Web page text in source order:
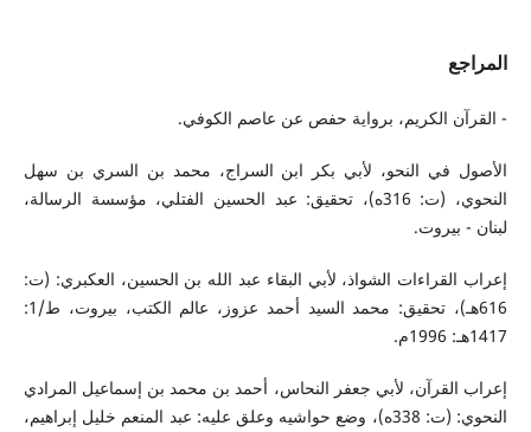
المراجع
- القرآن الكريم، برواية حفص عن عاصم الكوفي.
الأصول في النحو، لأبي بكر ابن السراج، محمد بن السري بن سهل
النحوي، (ت: 316ه)، تحقيق: عبد الحسين الفتلي، مؤسسة الرسالة،
لبنان - بيروت.
إعراب القراءات الشواذ، لأبي البقاء عبد الله بن الحسين، العكبري: (ت:
616هـ)، تحقيق: محمد السيد أحمد عزوز، عالم الكتب، بيروت، ط/1:
1417هـ: 1996م.
إعراب القرآن، لأبي جعفر النحاس، أحمد بن محمد بن إسماعيل المرادي
النحوي: (ت: 338ه)، وضع حواشيه وعلق عليه: عبد المنعم خليل إبراهيم،